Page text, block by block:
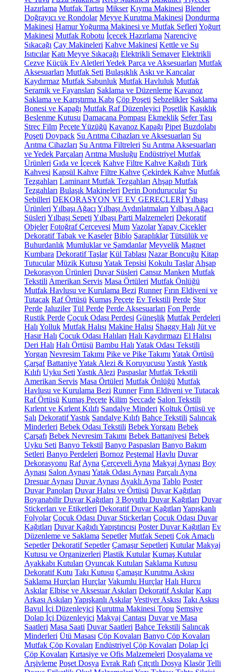
Hazırlama Mutfak Tartısı Mikser Kıyma Makinesi Blender
Doğrayıcı ve Rondolar Meyve Kurutma Makinesi Dondurma
Makinesi Hamur Yoğurma Makinesi ve Mutfak Şefleri Yoğurt
Makinesi Mutfak Robotu İçecek Hazırlama Narenciye
Sıkacağı Çay Makineleri Kahve Makinesi Kettle ve Su
Isıtıcılar Katı Meyve Sıkacağı Elektrikli Semaver Elektrikli
Cezve Küçük Ev Aletleri Yedek Parça ve Aksesuarları Mutfak
Aksesuarları Mutfak Seti Bulaşıklık Askı ve Kancalar
Kaydırmaz Mutfak Sabunluk Mutfak Havluluk Mutfak
Seramik ve Fayansları Saklama ve Düzenleme Kavanoz
Saklama ve Karıştırma Kabı Çöp Poşeti Sebzelikler Saklama
Bonesi ve Kapağı Mutfak Raf Düzenleyici Poşetlik Kaşıklık
Beslenme Kutusu Damacana Pompası Ekmeklik Sefer Tası
Streç Film Peçete Yüzüğü Kavanoz Kapağı Pipet Buzdolabı
Poşeti Doypack Su Arıtma Cihazları ve Aksesuarları Su
Arıtma Cihazları Su Arıtma Filtreleri Su Arıtma Aksesuarları
ve Yedek Parçaları Arıtma Musluğu Endüstriyel Mutfak
Ürünleri Gıda ve İçecek Kahve Filtre Kahve Kağıdı Türk
Kahvesi Kapsül Kahve Filtre Kahve Çekirdek Kahve Mutfak
Tezgahları Laminant Mutfak Tezgahları Ahşap Mutfak
Tezgahları Bulaşık Makineleri Derin Dondurucular Su
Sebilleri DEKORASYON VE EV GEREÇLERİYılbaşı
Ürünleri Yılbaşı Ağacı Yılbaşı Aydınlatmaları Yılbaşı Ağacı
Süsleri Yılbaşı Sepeti Yılbaşı Parti Malzemeleri Dekoratif
Objeler Fotoğraf Çerçevesi Mum VazolarYapay Çiçekler
Dekoratif Tabak ve Kaseler Biblo Şaraplıklar Tütsülük ve
Buhurdanlık Mumluklar ve Şamdanlar Meyvelik Magnet
Kumbara Dekoratif Taşlar Kül Tablası Nazar Boncuğu Kitap
Tutucular Müzik Kutusu Yatak Tepsisi Kokulu Taşlar Ahşap
Dekorasyon Ürünleri Duvar Süsleri Cansız Manken Mutfak
Tekstili Amerikan Servis Masa Örtüleri Mutfak Önlüğü
Mutfak Havlusu ve Kurulama Bezi Runner Fırın Eldiveni ve
Tutacak Raf Örtüsü Kumaş Peçete Ev Tekstili Perde Stor
Perde Jaluziler Tül Perde Perde Aksesuarları Fon Perde
Rustik Perde Çocuk Odası Perdesi Güneşlik Mutfak Perdeleri
Halı Yolluk Mutfak Halısı Makine Halısı Shaggy Halı Jüt ve
Hasır Halı Çocuk Odası Halıları Halı Kaydırmazı El Halısı
Deri Halı Halı Örtüsü Bambu Halı Yatak Odası Tekstili
Yorgan Nevresim Takımı Pike ve Pike Takımı Yatak Örtüsü
Çarşaf BattaniyeYatak Alezi & Koruyucusu YastıkYastık
Kılıfı Uyku Seti Yastık Alezi Paspaslar Mutfak Tekstili
Amerikan Servis Masa Örtüleri Mutfak Önlüğü Mutfak
Havlusu ve Kurulama Bezi Runner Fırın Eldiveni ve Tutacak
Raf Örtüsü Kumaş Peçete Kilim Seccade Salon Tekstili
Kırlent ve Kırlent Kılıfı Sandalye Minderi Koltuk Örtüsü ve
Şalı Dekoratif Yastık Sandalye Kılıfı Bahçe Tekstili Salıncak
Minderleri Bebek Odası Tekstili Bebek Yorganı Bebek
Çarşafı Bebek Nevresim Takımı Bebek Battaniyesi Bebek
Uyku Seti Banyo Tekstil Banyo Paspasları Banyo Bakım
Setleri Banyo Perdeleri Bornoz Peştemal Havlu Duvar
Dekorasyonu Raf Ayna Çerçeveli Ayna Makyaj Aynası Boy
Aynası Salon Aynası Yatak Odası Aynası Parçalı Ayna
Dresuar Aynası Duvar Aynası Ayaklı Ayna Tablo Poster
Duvar Panoları Duvar Halısı ve Örtüsü Duvar Kağıtları
Boyanabilir Duvar Kağıtları 3 Boyutlu Duvar Kağıtları Duvar
Stickerları ve Etiketleri Dekoratif Duvar Kağıtları Yapışkanlı
Folyolar Çocuk Odası Duvar Stickerları Çocuk Odası Duvar
Kağıtları Duvar Kağıdı Yapıştırıcısı Poster Duvar Kağıtları Ev
Düzenleme ve Saklama Sepetler Mutfak Sepeti Çok Amaçlı
Sepetler Dekoratif Sepetler Çamaşır Sepetleri Kutular Makyaj
Kutusu ve Organizerleri Plastik Kutular Kumaş Kutular
Ayakkabı Kutuları Oyuncak Kutuları Saklama Kutusu
Dekoratif Kutu Takı Kutusu Çamaşır Kurutma Askısı
Saklama Hurçları Hurçlar Vakumlu Hurçlar Halı Hurcu
Askılar Elbise ve Aksesuar Askıları Dekoratif Askılar Kapı
Arkası Askıları Yapışkanlı Askılar Vestiyer Askısı Takı Askısı
Bavul İçi Düzenleyici Kurutma Makinesi Topu Şemsiye
Dolap İçi Düzenleyici Makyaj Çantası Duvar ve Masa
Saatleri Masa Saati Duvar Saatleri Bahçe Tekstili Salıncak
Minderleri Ütü Masası Çöp Kovaları Banyo Çöp Kovaları
Mutfak Çöp Kovaları Endüstriyel Çöp Kovaları Dolap İçi
Çöp Kovaları Kırtasiye ve Ofis Malzemeleri Dosyalama ve
Arşivleme Poşet Dosya Evrak Rafı Çıtçıtlı Dosya Klasör Telli